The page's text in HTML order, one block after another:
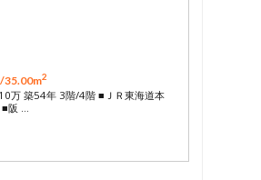
35.00m2
万 築54年 3階/4階 ■ＪＲ東海道本
■阪 …